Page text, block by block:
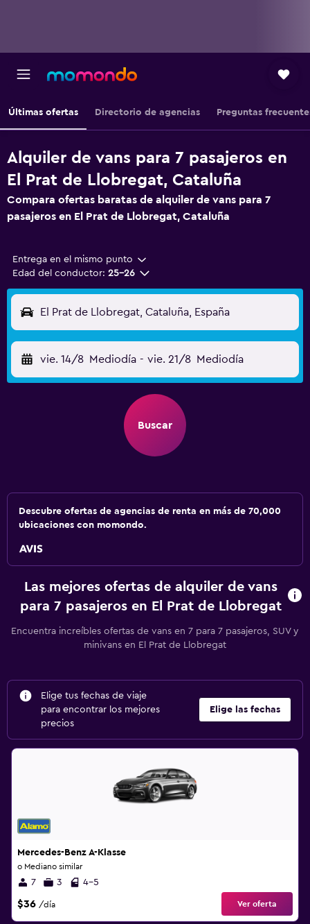
Últimas ofertas Directorio de agencias Preguntas
Alquiler de vans para 7 pasajeros en
El Prat de Llobregat, Cataluña
Compara ofertas baratas de alquiler de vans para 7
pasajeros en El Prat de Llobregat, Cataluña
Entrega en el mismo punto
Edad del conductor: 25-26
El Prat de Llobregat, Cataluña, España
vie. 14/8 Mediodía - vie. 21/8 Mediodía
Buscar
Descubre ofertas de agencias de renta en más de 70,000
ubicaciones con momondo.
Las mejores ofertas de alquiler de vans
para 7 pasajeros en El Prat de Llobregat
Encuentra increíbles ofertas de vans en 7 para 7 pasajeros, SUV y
minivans en El Prat de Llobregat
Elige tus fechas de viaje
para encontrar los mejores
precios
Elige las fechas
Mercedes-Benz A-Klasse
o Mediano similar
7 3 4-5
$36 /día Ver oferta